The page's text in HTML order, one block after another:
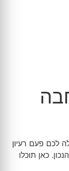
לכם פעם רעיון
כאן תוכלו